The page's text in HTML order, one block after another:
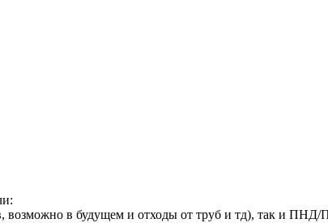
возможно в будущем и отходы от труб и тд), так и